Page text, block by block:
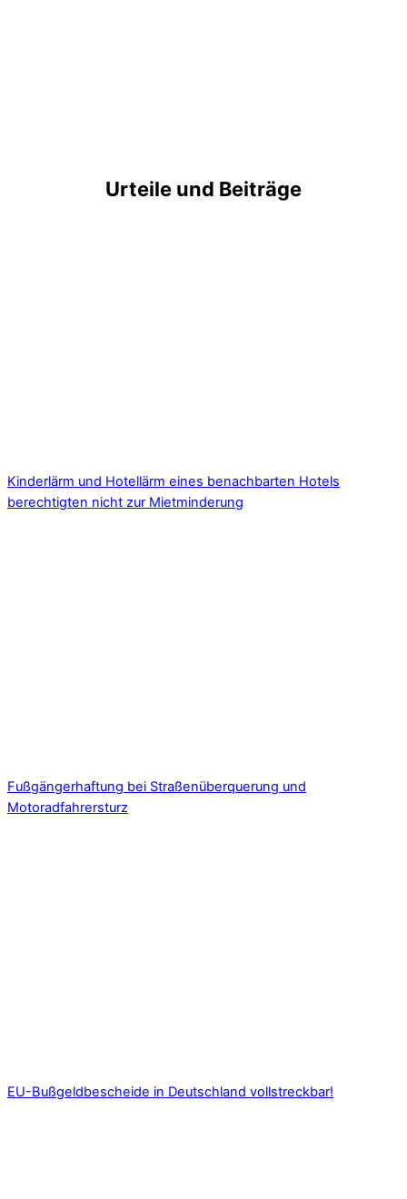
Urteile und Beiträge
Kinderlärm und Hotellärm eines benachbarten Hotels
berechtigten nicht zur Mietminderung
Fußgängerhaftung bei Straßenüberquerung und
Motoradfahrersturz
EU-Bußgeldbescheide in Deutschland vollstreckbar!